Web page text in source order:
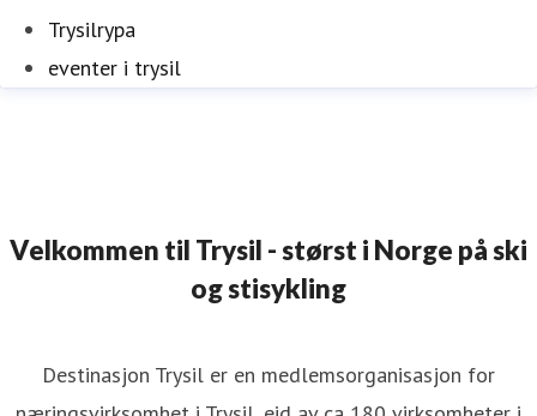
Trysilrypa
eventer i trysil
Velkommen til Trysil - størst i Norge på ski
og stisykling
Destinasjon Trysil er en medlemsorganisasjon for